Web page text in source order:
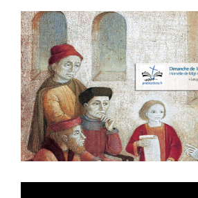
Servir et aimer
Adultes, jeunes et famille
Actualités
Contact
Voir
l'image
agrandie